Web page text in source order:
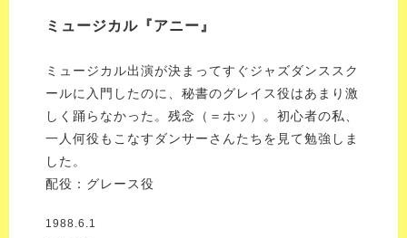
ミュージカル『アニー』
ミュージカル出演が決まってすぐジャズダンススク
ールに入門したのに、秘書のグレイス役はあまり激
しく踊らなかった。残念（＝ホッ）。初心者の私、
一人何役もこなすダンサーさんたちを見て勉強しま
した。
配役：グレース役
1988.6.1